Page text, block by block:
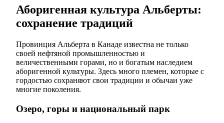
Аборигенная культура Альберты:
сохранение традиций
Провинция Альберта в Канаде известна не только
своей нефтяной промышленностью и
величественными горами, но и богатым наследием
аборигенной культуры. Здесь много племен, которые с
гордостью сохраняют свои традиции и обычаи уже
многие поколения.
Озеро, горы и национальный парк